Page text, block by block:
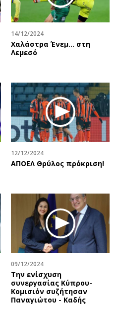
14/12/2024
Χαλάστρα Ένεμ… στη
Λεμεσό
12/12/2024
ΑΠΟΕΛ Θρύλος πρόκριση!
09/12/2024
Την ενίσχυση
συνεργασίας Κύπρου-
Κομισιόν συζήτησαν
Παναγιώτου - Καδής